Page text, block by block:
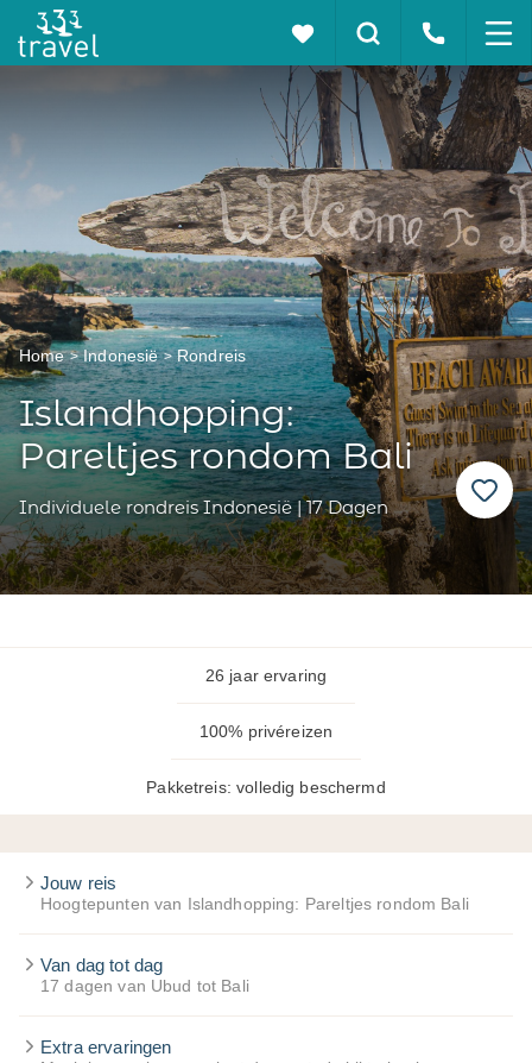
Home Indonesië Rondreis
Islandhopping:
Pareltjes rondom Bali
Individuele rondreis Indonesië | 17 Dagen
26 jaar ervaring
100% privéreizen
Pakketreis: volledig beschermd
Jouw reis
Hoogtepunten van Islandhopping: Pareltjes rondom Bali
Van dag tot dag
17 dagen van Ubud tot Bali
Extra ervaringen